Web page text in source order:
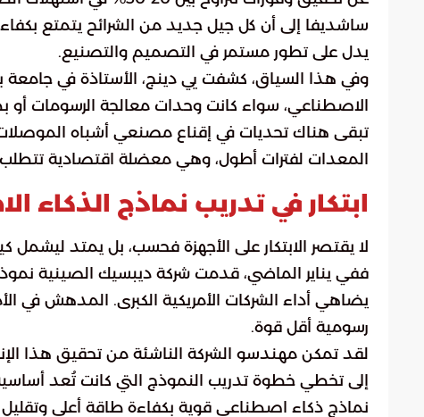
ساشديفا إلى أن كل جيل جديد من الشرائح يتمتع
يدل على تطور مستمر في التصميم والتصنيع.
وفي هذا السياق، كشفت يي دينج، الأستاذة في جامعة
الاصطناعي، سواء كانت وحدات معالجة الرسومات أو
تبقى هناك تحديات في إقناع مصنعي أشباه
المعدات لفترات أطول، وهي معضلة اقتصادية تتطلب
ابتكار في تدريب نماذج الذكاء
لا يقتصر الابتكار على الأجهزة فحسب، بل يمتد ليشمل
يضاهي أداء الشركات الأمريكية الكبرى. المدهش في
رسومية أقل قوة.
لقد تمكن مهندسو الشركة الناشئة من تحقيق هذا
إلى تخطي خطوة تدريب النموذج التي كانت تُعد
نماذج ذكاء اصطناعي قوية بكفاءة طاقة أعلى وتقليل